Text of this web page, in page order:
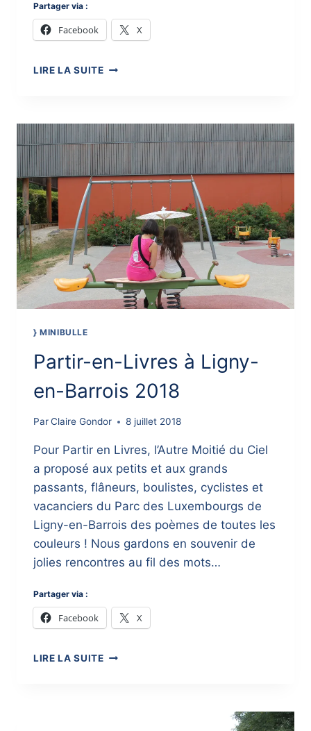
Partager via :
Facebook X
LIRE LA SUITEPARTIR
LIVRES
2019
} MINIBULLE
Partir-en-Livres à Ligny-
en-Barrois 2018
ParClaire Gondor 8 juillet 2018
Pour Partir en Livres, l’Autre Moitié du Ciel
a proposé aux petits et aux grands
passants, flâneurs, boulistes, cyclistes et
vacanciers du Parc des Luxembourgs de
Ligny-en-Barrois des poèmes de toutes les
couleurs ! Nous gardons en souvenir de
jolies rencontres au fil des mots…
Partager via :
Facebook X
LIRE LA SUITEPARTIR-